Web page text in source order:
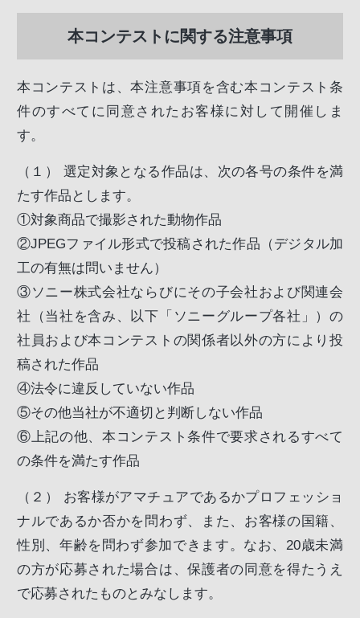
本コンテストに関する注意事項
本コンテストは、本注意事項を含む本コンテスト条
件のすべてに同意されたお客様に対して開催しま
す。
（１）
選定対象となる作品は、次の各号の条件を満
たす作品とします。
①対象商品で撮影された動物作品
②JPEGファイル形式で投稿された作品（デジタル加
工の有無は問いません）
③ソニー株式会社ならびにその子会社および関連会
社（当社を含み、以下「ソニーグループ各社」）の
社員および本コンテストの関係者以外の方により投
稿された作品
④法令に違反していない作品
⑤その他当社が不適切と判断しない作品
⑥上記の他、本コンテスト条件で要求されるすべて
の条件を満たす作品
（２）
お客様がアマチュアであるかプロフェッショ
ナルであるか否かを問わず、また、お客様の国籍、
性別、年齢を問わず参加できます。なお、20歳未満
の方が応募された場合は、保護者の同意を得たうえ
で応募されたものとみなします。